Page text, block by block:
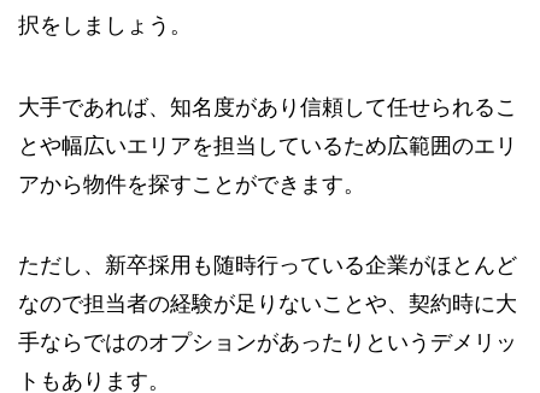
択をしましょう。
大手であれば、知名度があり信頼して任せられるこ
とや幅広いエリアを担当しているため広範囲のエリ
アから物件を探すことができます。
ただし、新卒採用も随時行っている企業がほとんど
なので担当者の経験が足りないことや、契約時に大
手ならではのオプションがあったりというデメリッ
トもあります。